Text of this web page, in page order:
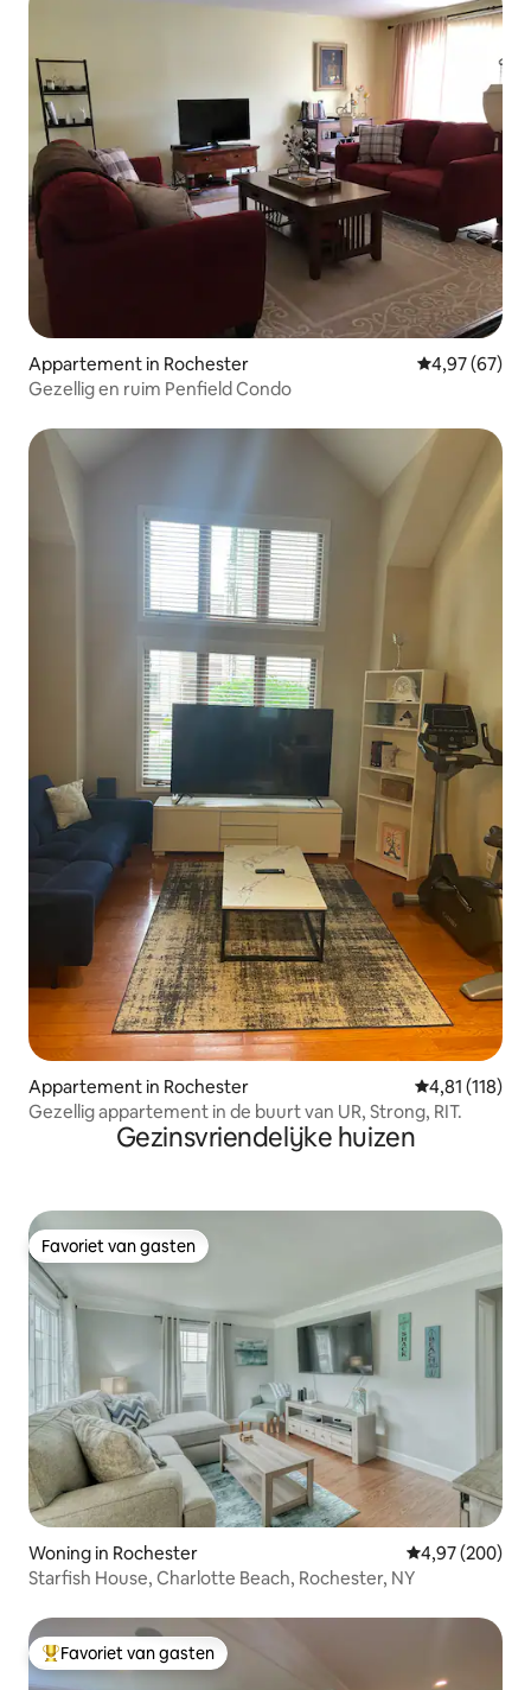
Appartement in Rochester Gemiddelde
4,97 (67)
Gezellig en ruim Penfield Condo
Appartement in Rochester Gemiddelde
4,81 (118)
Gezellig appartement in de buurt van UR, Strong, RIT.
Gezinsvriendelijke huizen
Favoriet van gasten
Favoriet van gasten
Woning in Rochester Gemiddelde
4,97 (200)
Starfish House, Charlotte Beach, Rochester, NY
Topfavoriet van gasten
Favoriet van gasten